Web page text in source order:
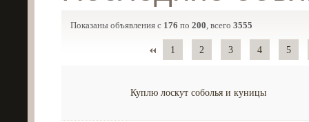
Показаны объявления с 176 по 200, всего 3555
1 2 3 4 5
Куплю лоскут соболья и куницы